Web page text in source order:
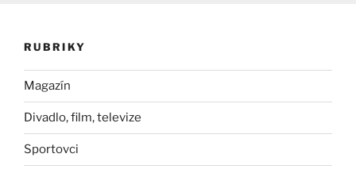
RUBRIKY
Magazín
Divadlo, film, televize
Sportovci